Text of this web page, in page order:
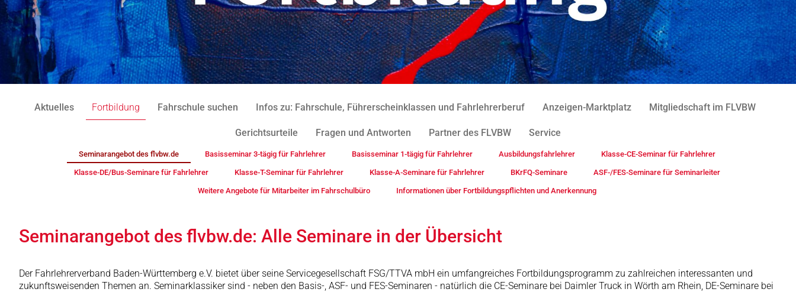
Aktuelles Fortbildung Fahrschule suchen Infos zu: Fahrschule, Führerscheinklassen und Fahrlehrerberuf Anzeigen-Marktplatz Mitgliedschaft im FLVBW
Gerichtsurteile Fragen und Antworten Partner des FLVBW Service
Seminarangebot des flvbw.de Basisseminar 3-tägig für Fahrlehrer Basisseminar 1-tägig für Fahrlehrer Ausbildungsfahrlehrer Klasse-CE-Seminar für Fahrlehrer
Klasse-DE/Bus-Seminare für Fahrlehrer Klasse-T-Seminar für Fahrlehrer Klasse-A-Seminare für Fahrlehrer BKrFQ-Seminare ASF-/FES-Seminare für Seminarleiter
Weitere Angebote für Mitarbeiter im Fahrschulbüro Informationen über Fortbildungspflichten und Anerkennung
Seminarangebot des flvbw.de: Alle Seminare in der Übersicht
Der Fahrlehrerverband Baden-Württemberg e.V. bietet über seine Servicegesellschaft FSG/TTVA mbH ein umfangreiches Fortbildungsprogramm zu zahlreichen interessanten und
zukunftsweisenden Themen an. Seminarklassiker sind - neben den Basis-, ASF- und FES-Seminaren - natürlich die CE-Seminare bei Daimler Truck in Wörth am Rhein, DE-Seminare bei